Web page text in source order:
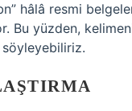
hâlâ resmi
yüzden,
söyleyebiliriz.